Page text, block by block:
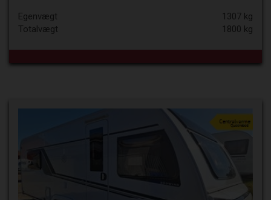
Egenvægt
1307 kg
Totalvægt
1800 kg